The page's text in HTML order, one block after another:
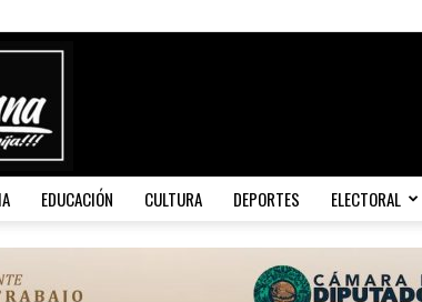
EDUCACIÓN CULTURA DEPORTES ELECTORAL